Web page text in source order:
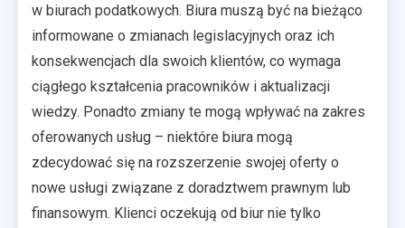
w biurach podatkowych. Biura muszą być na bieżąco
informowane o zmianach legislacyjnych oraz ich
konsekwencjach dla swoich klientów, co wymaga
ciągłego kształcenia pracowników i aktualizacji
wiedzy. Ponadto zmiany te mogą wpływać na zakres
oferowanych usług – niektóre biura mogą
zdecydować się na rozszerzenie swojej oferty o
nowe usługi związane z doradztwem prawnym lub
finansowym. Klienci oczekują od biur nie tylko